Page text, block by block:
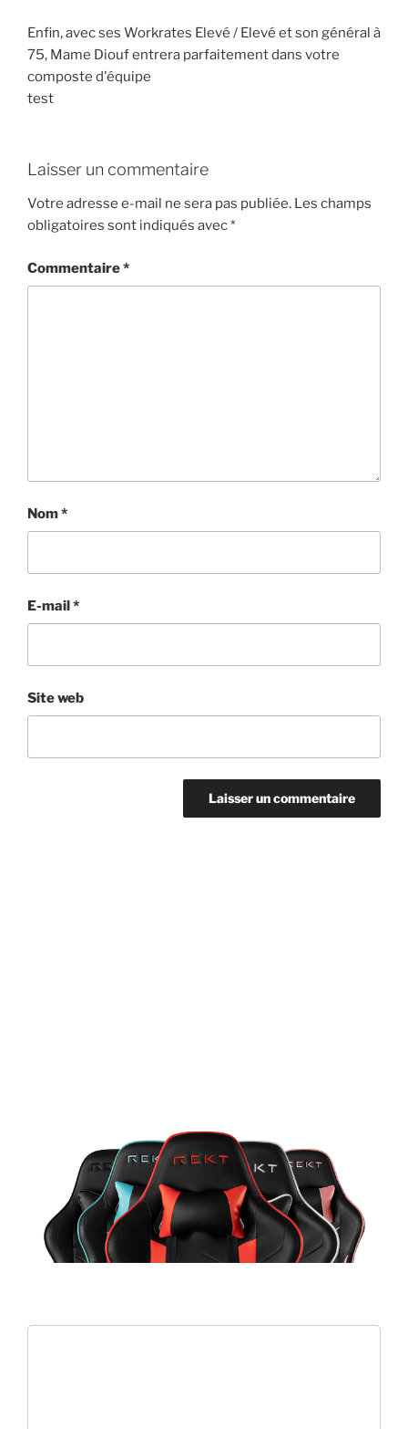
Enfin, avec ses Workrates Elevé / Elevé et son général à
75, Mame Diouf entrera parfaitement dans votre
composte d'équipe
test
Laisser un commentaire
Votre adresse e-mail ne sera pas publiée. Les champs
obligatoires sont indiqués avec*
Commentaire*
Nom*
E-mail*
Site web